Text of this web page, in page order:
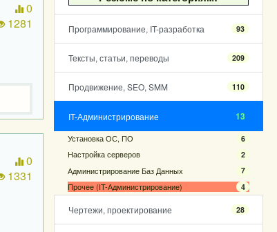
Программирование, IT-разработка 93
Тексты, статьи, переводы 209
Продвижение, SEO, SMM 110
IT-Администрирование 13
Установка ОС, ПО 6
Настройка серверов 2
Администрирование Баз Данных 7
Прочее (IT-Администрирование) 4
Чертежи, проектирование 28
0
1281
0
1331